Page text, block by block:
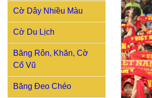
Cờ Dây Nhiều Màu
Cờ Du Lịch
Băng Rôn, Khăn, Cờ
Cổ Vũ
Băng Đeo Chéo